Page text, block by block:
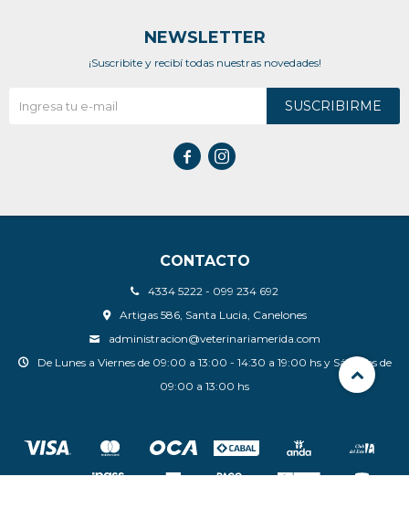
CONTACTO
4334 5222 - 099 234 692
Artigas 586, Santa Lucia, Canelones
administracion@veterinariamerida.com
De Lunes a Viernes de 09:00 a 13:00 - 14:30 a 19:00 hs y Sábados de
09:00 a 13:00 hs
NEWSLETTER
¡Suscribite y recibí todas nuestras novedades!
SUSCRIBIRME
 